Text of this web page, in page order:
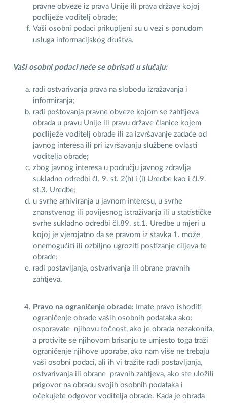
pravne obveze iz prava Unije ili prava države kojoj
podliježe voditelj obrade;
Vaši osobni podaci prikupljeni su u vezi s ponudom
usluga informacijskog društva.
Vaši osobni podaci neće se obrisati u slučaju:
radi ostvarivanja prava na slobodu izražavanja i
informiranja;
radi poštovanja pravne obveze kojom se zahtijeva
obrada u pravu Unije ili pravu države članice kojem
podliježe voditelj obrade ili za izvršavanje zadaće od
javnog interesa ili pri izvršavanju službene ovlasti
voditelja obrade;
zbog javnog interesa u području javnog zdravlja
sukladno odredbi čl. 9. st. 2(h) i (i) Uredbe kao i čl.9.
st.3. Uredbe;
u svrhe arhiviranja u javnom interesu, u svrhe
znanstvenog ili povijesnog istraživanja ili u statističke
svrhe sukladno odredbi čl.89. st.1. Uredbe u mjeri u
kojoj je vjerojatno da se pravom iz stavka 1. može
onemogućiti ili ozbiljno ugroziti postizanje ciljeva te
obrade;
radi postavljanja, ostvarivanja ili obrane pravnih
zahtjeva.
Pravo na ograničenje obrade: Imate pravo ishoditi
ograničenje obrade vaših osobnih podataka ako:
osporavate njihovu točnost, ako je obrada nezakonita,
a protivite se njihovom brisanju te umjesto toga traži
ograničenje njihove uporabe, ako nam više ne trebaju
vaši osobni podaci, ali ih vi tražite radi postavljanja,
ostvarivanja ili obrane pravnih zahtjeva, ako ste uložili
prigovor na obradu svojih osobnih podataka i
očekujete odgovor voditelja obrade. Kada je obrada